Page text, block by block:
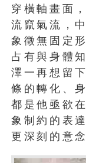
穿橫軸畫面
流竄氣流，
象徵無固定
占有與身體
澤一再想留
條的轉化、
都是他亟欲
象制約的表
更深刻的意念